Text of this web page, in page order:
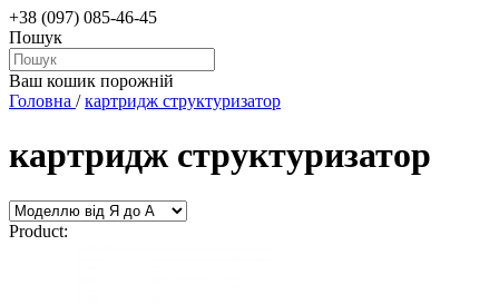
+38 (097) 085-46-45
Пошук
Ваш кошик порожній
Головна /картридж структуризатор
картридж структуризатор
Product: